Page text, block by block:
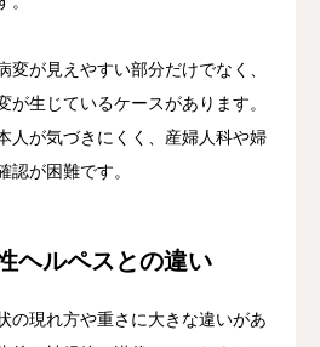
変が見えやすい部分だけでなく、
が生じているケースがあります。
人が気づきにくく、産婦人科や婦
認が困難です。
ヘルペスとの違い
の現れ方や重さに大きな違いがあ